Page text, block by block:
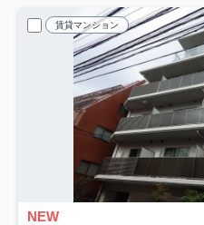
賃貸マンション
NEW